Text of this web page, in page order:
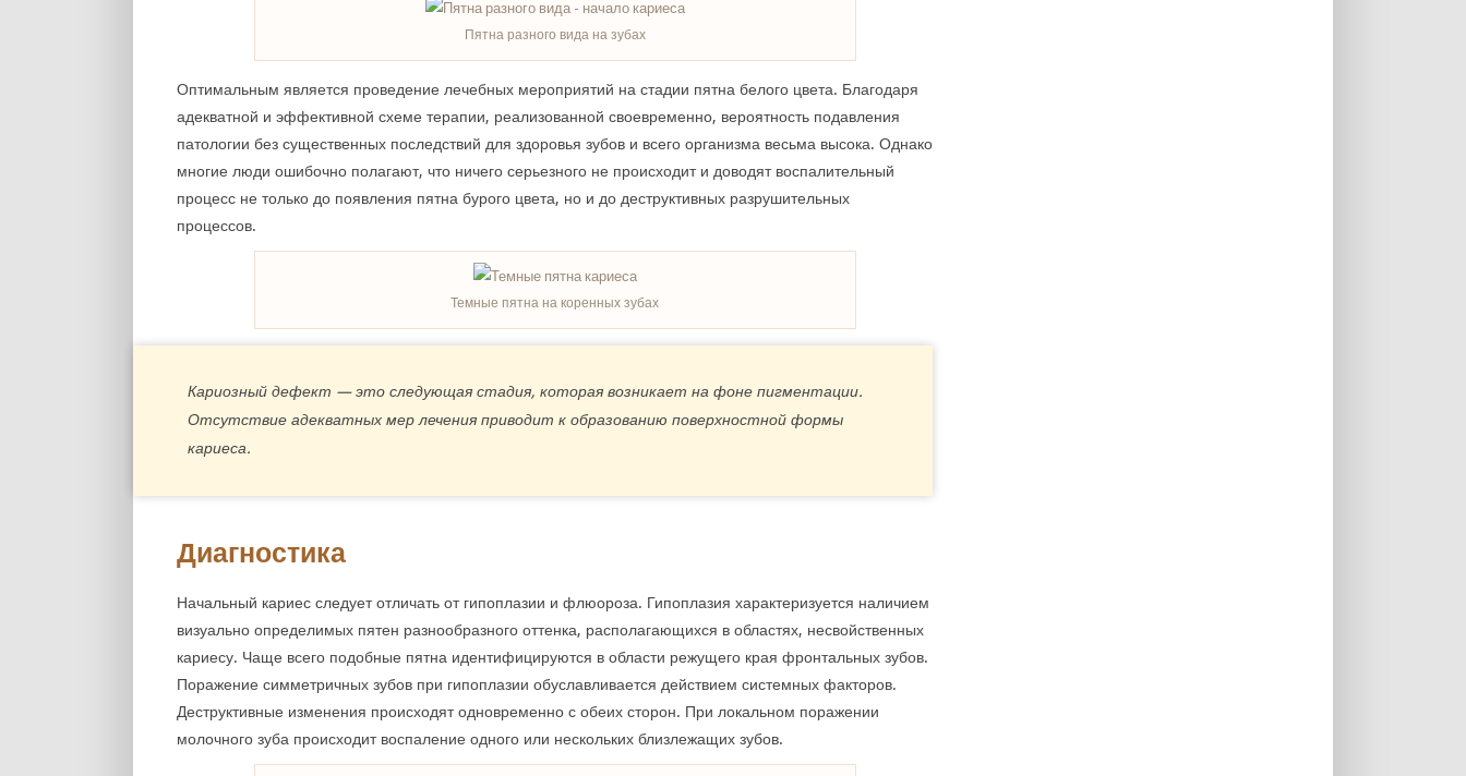
Пятна разного вида на зубах
Оптимальным является проведение лечебных мероприятий на стадии пятна белого цвета. Благодаря
адекватной и эффективной схеме терапии, реализованной своевременно, вероятность подавления
патологии без существенных последствий для здоровья зубов и всего организма весьма высока. Однако
многие люди ошибочно полагают, что ничего серьезного не происходит и доводят воспалительный
процесс не только до появления пятна бурого цвета, но и до деструктивных разрушительных
процессов.
Темные пятна на коренных зубах
Кариозный дефект — это следующая стадия, которая возникает на фоне пигментации.
Отсутствие адекватных мер лечения приводит к образованию поверхностной формы
кариеса.
Диагностика
Начальный кариес следует отличать от гипоплазии и флюороза. Гипоплазия характеризуется наличием
визуально определимых пятен разнообразного оттенка, располагающихся в областях, несвойственных
кариесу. Чаще всего подобные пятна идентифицируются в области режущего края фронтальных зубов.
Поражение симметричных зубов при гипоплазии обуславливается действием системных факторов.
Деструктивные изменения происходят одновременно с обеих сторон. При локальном поражении
молочного зуба происходит воспаление одного или нескольких близлежащих зубов.